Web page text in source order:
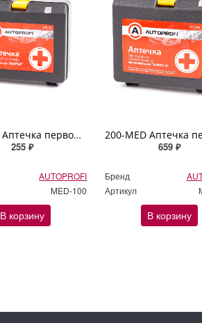
100-MED Аптечка первой помощи дорожная "AUTOPROFI" ТУ 21.20.24-021-26528997-2022
255 ₽
AUTOPROFI
MED-100
В корзину
659 ₽
Бренд
Артикул
В корзину